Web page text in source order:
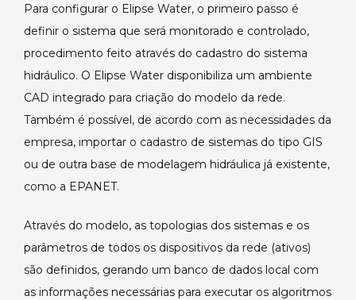
Para configurar o Elipse Water, o primeiro passo é
definir o sistema que será monitorado e controlado,
procedimento feito através do cadastro do sistema
hidráulico. O Elipse Water disponibiliza um ambiente
CAD integrado para criação do modelo da rede.
Também é possível, de acordo com as necessidades da
empresa, importar o cadastro de sistemas do tipo GIS
ou de outra base de modelagem hidráulica já existente,
como a EPANET.
Através do modelo, as topologias dos sistemas e os
parâmetros de todos os dispositivos da rede (ativos)
são definidos, gerando um banco de dados local com
as informações necessárias para executar os algoritmos